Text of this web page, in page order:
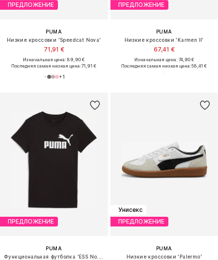
ПРЕДЛОЖЕНИЕ
PUMA
Низкие кроссовки 'Speedcat Nova'
71,91 €
Изначальная цена: 89,90 €
Последняя самая низкая цена:71,91 €
+1
ПРЕДЛОЖЕНИЕ
PUMA
Низкие кроссовки 'Karmen II'
67,41 €
Изначальная цена: 74,90 €
Последняя самая низкая цена:58,41 €
ПРЕДЛОЖЕНИЕ
PUMA
Унисекс
ПРЕДЛОЖЕНИЕ
PUMA
Низкие кроссовки 'Palermo'